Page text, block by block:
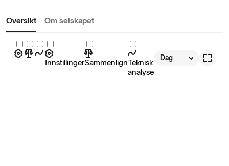
Oversikt Om selskapet
InnstillingerSammenlignTeknisk
analyse
Dag